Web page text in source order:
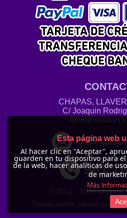
CHAPAS,
C/ Joaquin
46960 Aldaia
961
© 2012 - 2026 Chapas,
Tienda online creada por
Esta página web
Al hacer clic en "Aceptar",
guarden en tu dispositivo para
de la web, hacer analíticas de
de
Más